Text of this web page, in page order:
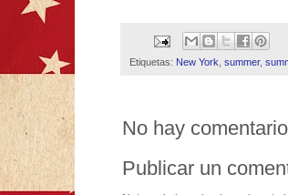
Etiquetas: New York summer,
No hay
Publicar un